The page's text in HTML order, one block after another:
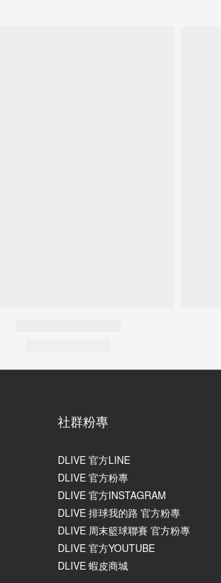
社群粉專
DLIVE 官方LINE
DLIVE 官方粉專
DLIVE 官方INSTAGRAM
DLIVE 排球我的路 官方粉專
DLIVE 周末籃球聯賽 官方粉專
DLIVE 官方YOUTUBE
DLIVE 蝦皮商城